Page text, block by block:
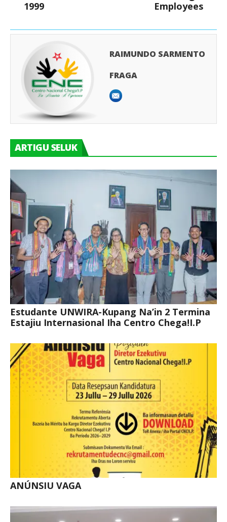
1999
Employees
RAIMUNDO SARMENTO
FRAGA
ARTIGU SELUK
Estudante UNWIRA-Kupang Na’in 2 Termina
Estajiu Internasional Iha Centro Chega!I.P
ANÚNSIU VAGA